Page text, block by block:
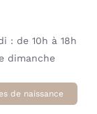
: de 10h à 18h
dimanche
de naissance